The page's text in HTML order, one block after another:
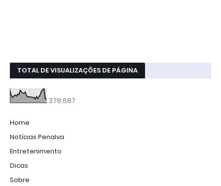
TOTAL DE VISUALIZAÇÕES DE PÁGINA
378,687
Home
Notícias Penalva
Entretenimento
Dicas
Sobre